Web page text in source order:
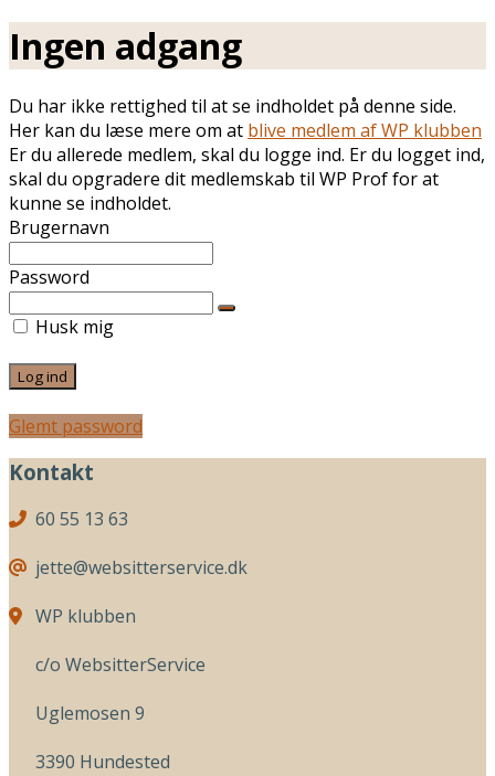
Ingen adgang
Du har ikke rettighed til at se indholdet på denne side.
Her kan du læse mere om at blive medlem af WP klubben
Er du allerede medlem, skal du logge ind. Er du logget ind,
skal du opgradere dit medlemskab til WP Prof for at
kunne se indholdet.
Brugernavn
Password
Husk mig
Glemt password
Kontakt
60 55 13 63
jette@websitterservice.dk
WP klubben
c/o WebsitterService
Uglemosen 9
3390 Hundested